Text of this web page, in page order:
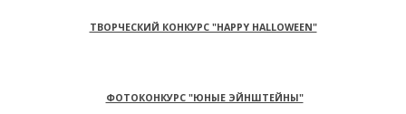
ТВОРЧЕСКИЙ КОНКУРС "HAPPY HALLOWEEN"
ФОТОКОНКУРС "ЮНЫЕ ЭЙНШТЕЙНЫ"